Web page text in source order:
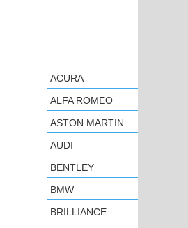
ACURA
ALFA ROMEO
ASTON MARTIN
AUDI
BENTLEY
BMW
BRILLIANCE